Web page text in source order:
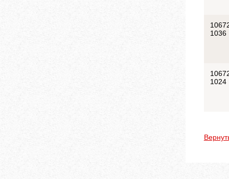
1036
1024